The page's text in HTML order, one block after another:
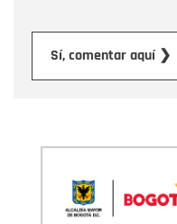
Sí, comentar aquí ❯